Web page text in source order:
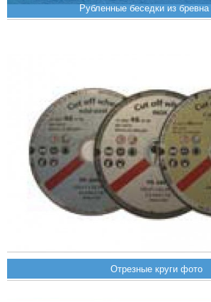
Рубленные беседки из
Отрезные круги фото